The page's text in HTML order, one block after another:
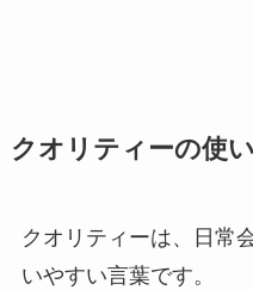
クオリティーの使
クオリティーは、日常
いやすい言葉です。